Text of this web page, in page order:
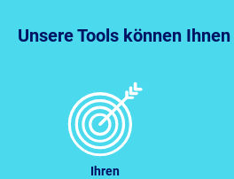
Unsere Tools können
Ihren